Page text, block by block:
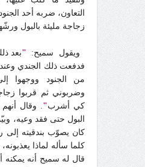
التعاون، ضربه أحد
زجاجة مليئة بالبول
ويقول سميح: "بعد
فدفعت ذلك الجندي
وضربوني ثم قربوا
كي أشرب". وقال
البول حتى فقد وعيه،
كان يصوّب بندقيته إلى
كلما سأله لماذا
قال له سميح أنه يمكنه